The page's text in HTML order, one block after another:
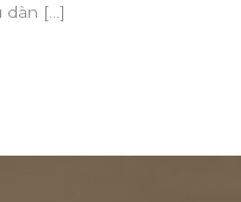
[...]